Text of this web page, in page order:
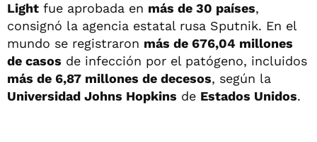
Light fue aprobada en más de 30 países,
consignó la agencia estatal rusa Sputnik. En el
mundo se registraron más de 676,04 millones
de casos de infección por el patógeno, incluidos
más de 6,87 millones de decesos, según la
Universidad Johns Hopkins de Estados Unidos.